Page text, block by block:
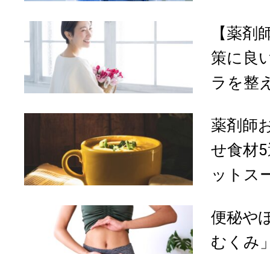
【薬剤
策に良
ラを整
薬剤師
せ食材
ットス
便秘や
むくみ